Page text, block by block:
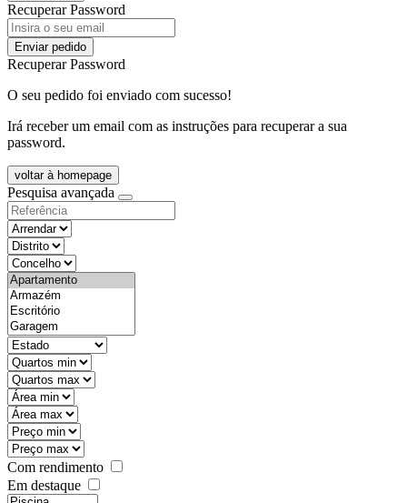
Recuperar Password
Enviar pedido
Recuperar Password
O seu pedido foi enviado com sucesso!
Irá receber um email com as instruções para recuperar a sua
password.
voltar à homepage
Pesquisa avançada
objective
districtId
countyId
types
state
mintypo
maxtypo
minarea
maxarea
minprice
maxprice
Com rendimento
Em destaque